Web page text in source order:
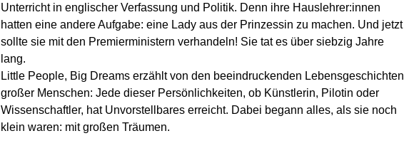
Unterricht in englischer Verfassung und Politik. Denn ihre Hauslehrer:innen
hatten eine andere Aufgabe: eine Lady aus der Prinzessin zu machen. Und jetzt
sollte sie mit den Premierministern verhandeln! Sie tat es über siebzig Jahre
lang.
Little People, Big Dreams erzählt von den beeindruckenden Lebensgeschichten
großer Menschen: Jede dieser Persönlichkeiten, ob Künstlerin, Pilotin oder
Wissenschaftler, hat Unvorstellbares erreicht. Dabei begann alles, als sie noch
klein waren: mit großen Träumen.